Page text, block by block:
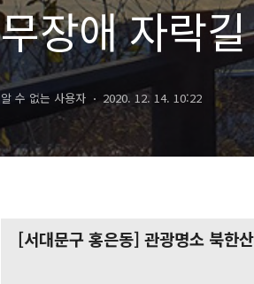
무장애 자락
물빛로드 걷기
알 수 없는 사용자 2020. 12. 14. 10:22
[서대문구 홍은동] 관광명소 북한